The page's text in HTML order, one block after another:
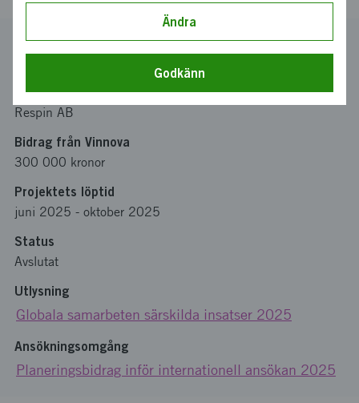
Diarienummer
Koordinator
Respin AB
Bidrag från Vinnova
300 000 kronor
Projektets löptid
juni 2025 - oktober 2025
Status
Avslutat
Utlysning
Globala samarbeten särskilda insatser 2025
Ansökningsomgång
Planeringsbidrag inför internationell ansökan 2025
Ändra
Godkänn